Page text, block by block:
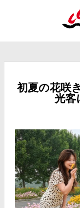
初夏の花咲
光客